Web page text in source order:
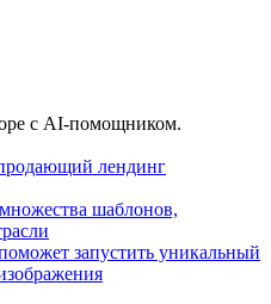
с AI-помощником.
лендинг
шаблонов,
запустить уникальный